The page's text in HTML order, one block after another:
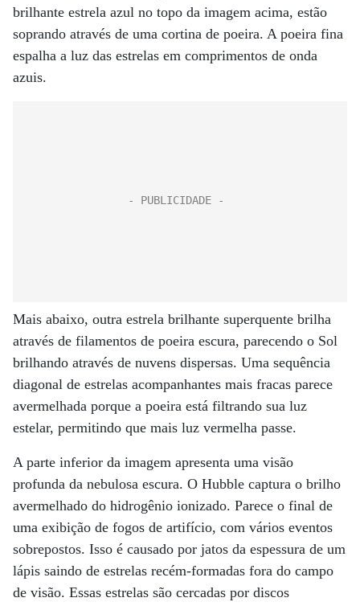
brilhante estrela azul no topo da imagem acima, estão
soprando através de uma cortina de poeira. A poeira fina
espalha a luz das estrelas em comprimentos de onda
azuis.
Mais abaixo, outra estrela brilhante superquente brilha
através de filamentos de poeira escura, parecendo o Sol
brilhando através de nuvens dispersas. Uma sequência
diagonal de estrelas acompanhantes mais fracas parece
avermelhada porque a poeira está filtrando sua luz
estelar, permitindo que mais luz vermelha passe.
A parte inferior da imagem apresenta uma visão
profunda da nebulosa escura. O Hubble captura o brilho
avermelhado do hidrogênio ionizado. Parece o final de
uma exibição de fogos de artifício, com vários eventos
sobrepostos. Isso é causado por jatos da espessura de um
lápis saindo de estrelas recém-formadas fora do campo
de visão. Essas estrelas são cercadas por discos